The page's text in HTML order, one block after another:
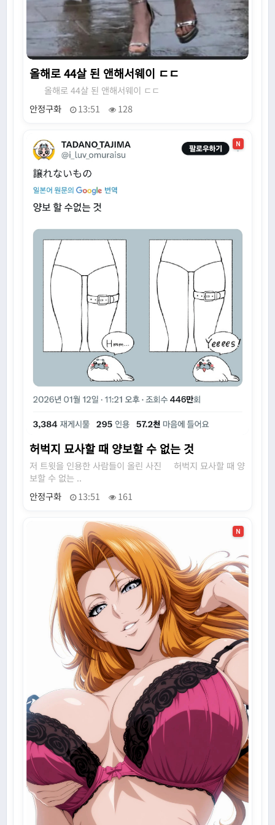
올해로 44살 된 앤해서웨이 ㄷㄷ
올해로 44살 된 앤해서웨이 ㄷㄷ
안정구화
13:51 128
N
허벅지 묘사할 때 양보할 수 없는 것
저 트윗을 인용한 사람들이 올린 사진 허벅지 묘사할 때 양
보할 수 없는 ..
안정구화
13:51 161
N